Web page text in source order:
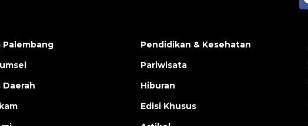
Pendidikan & Kesehatan
Pariwisata
Hiburan
Edisi Khusus